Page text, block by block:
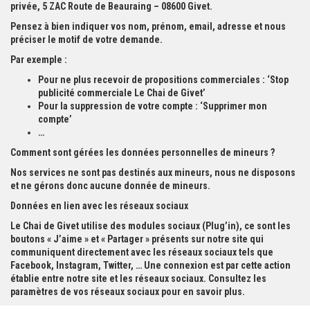
privée, 5 ZAC Route de Beauraing – 08600 Givet.
Pensez à bien indiquer vos nom, prénom, email, adresse et nous
préciser le motif de votre demande.
Par exemple :
Pour ne plus recevoir de propositions commerciales : ‘Stop
publicité commerciale Le Chai de Givet’
Pour la suppression de votre compte : ‘Supprimer mon
compte’
…
Comment sont gérées les données personnelles de mineurs ?
Nos services ne sont pas destinés aux mineurs, nous ne disposons
et ne gérons donc aucune donnée de mineurs.
Données en lien avec les réseaux sociaux
Le Chai de Givet utilise des modules sociaux (Plug’in), ce sont les
boutons « J’aime » et « Partager » présents sur notre site qui
communiquent directement avec les réseaux sociaux tels que
Facebook, Instagram, Twitter, … Une connexion est par cette action
établie entre notre site et les réseaux sociaux. Consultez les
paramètres de vos réseaux sociaux pour en savoir plus.